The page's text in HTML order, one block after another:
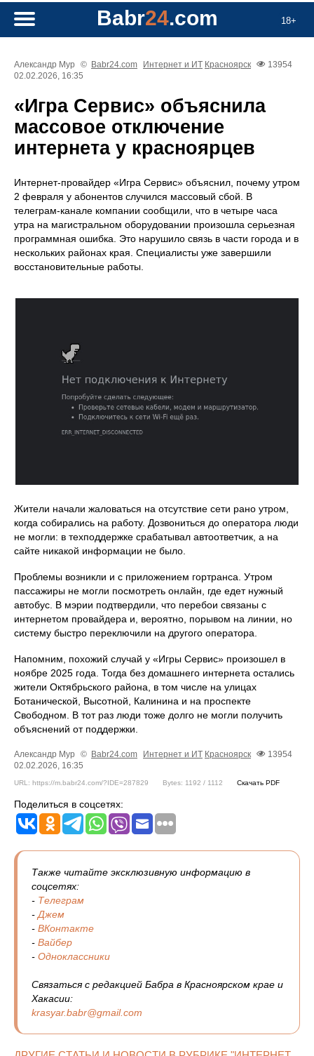
18+
Babr24.com
Александр Мур © Babr24.com Интернет и ИТ Красноярск
13954
02.02.2026, 16:35
«Игра Сервис» объяснила
массовое отключение
интернета у красноярцев
Интернет-провайдер «Игра Сервис» объяснил, почему утром
2 февраля у абонентов случился массовый сбой. В
телеграм-канале компании сообщили, что в четыре часа
утра на магистральном оборудовании произошла серьезная
программная ошибка. Это нарушило связь в части города и в
нескольких районах края. Специалисты уже завершили
восстановительные работы.
Жители начали жаловаться на отсутствие сети рано утром,
когда собирались на работу. Дозвониться до оператора люди
не могли: в техподдержке срабатывал автоответчик, а на
сайте никакой информации не было.
Проблемы возникли и с приложением гортранса. Утром
пассажиры не могли посмотреть онлайн, где едет нужный
автобус. В мэрии подтвердили, что перебои связаны с
интернетом провайдера и, вероятно, порывом на линии, но
систему быстро переключили на другого оператора.
Напомним, похожий случай у «Игры Сервис» произошел в
ноябре 2025 года. Тогда без домашнего интернета остались
жители Октябрьского района, в том числе на улицах
Ботанической, Высотной, Калинина и на проспекте
Свободном. В тот раз люди тоже долго не могли получить
объяснений от поддержки.
Александр Мур © Babr24.com Интернет и ИТ Красноярск
13954
02.02.2026, 16:35
URL: https://m.babr24.com/?IDE=287829 Bytes: 1192 / 1112 Скачать PDF
Поделиться в соцсетях:
Также читайте эксклюзивную информацию в
соцсетях:
- Телеграм
-Джем
- ВКонтакте
- Вайбер
- Одноклассники
Связаться с редакцией Бабра в Красноярском крае и
Хакасии:
krasyar.babr@gmail.com